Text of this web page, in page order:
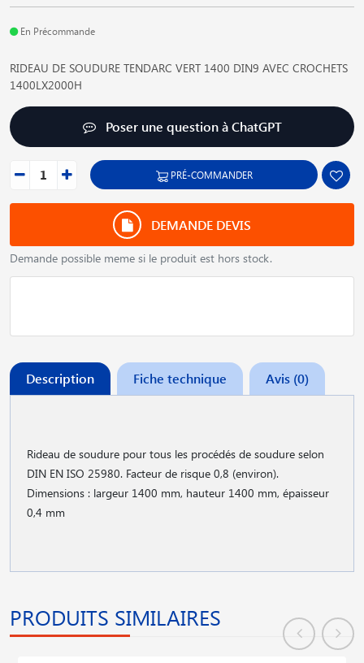
En Précommande
RIDEAU DE SOUDURE TENDARC VERT 1400 DIN9 AVEC CROCHETS
1400LX2000H
Poser une question à ChatGPT
PRÉ-COMMANDER
DEMANDE DEVIS
Demande possible meme si le produit est hors stock.
Description Fiche technique Avis (0)
Rideau de soudure pour tous les procédés de soudure selon
DIN EN ISO 25980. Facteur de risque 0,8 (environ).
Dimensions : largeur 1400 mm, hauteur 1400 mm, épaisseur
0,4 mm
PRODUITS SIMILAIRES